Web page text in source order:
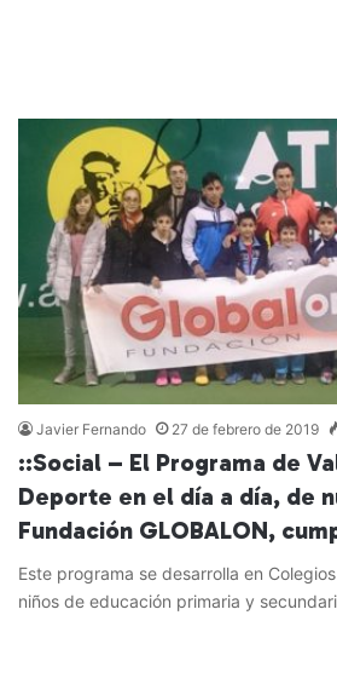
Javier Fernando 27 de febrero de 2019
::Social – El Programa de
Deporte en el día a día, de
Fundación GLOBALON,
Este programa se desarrolla en
niños de educación primaria y